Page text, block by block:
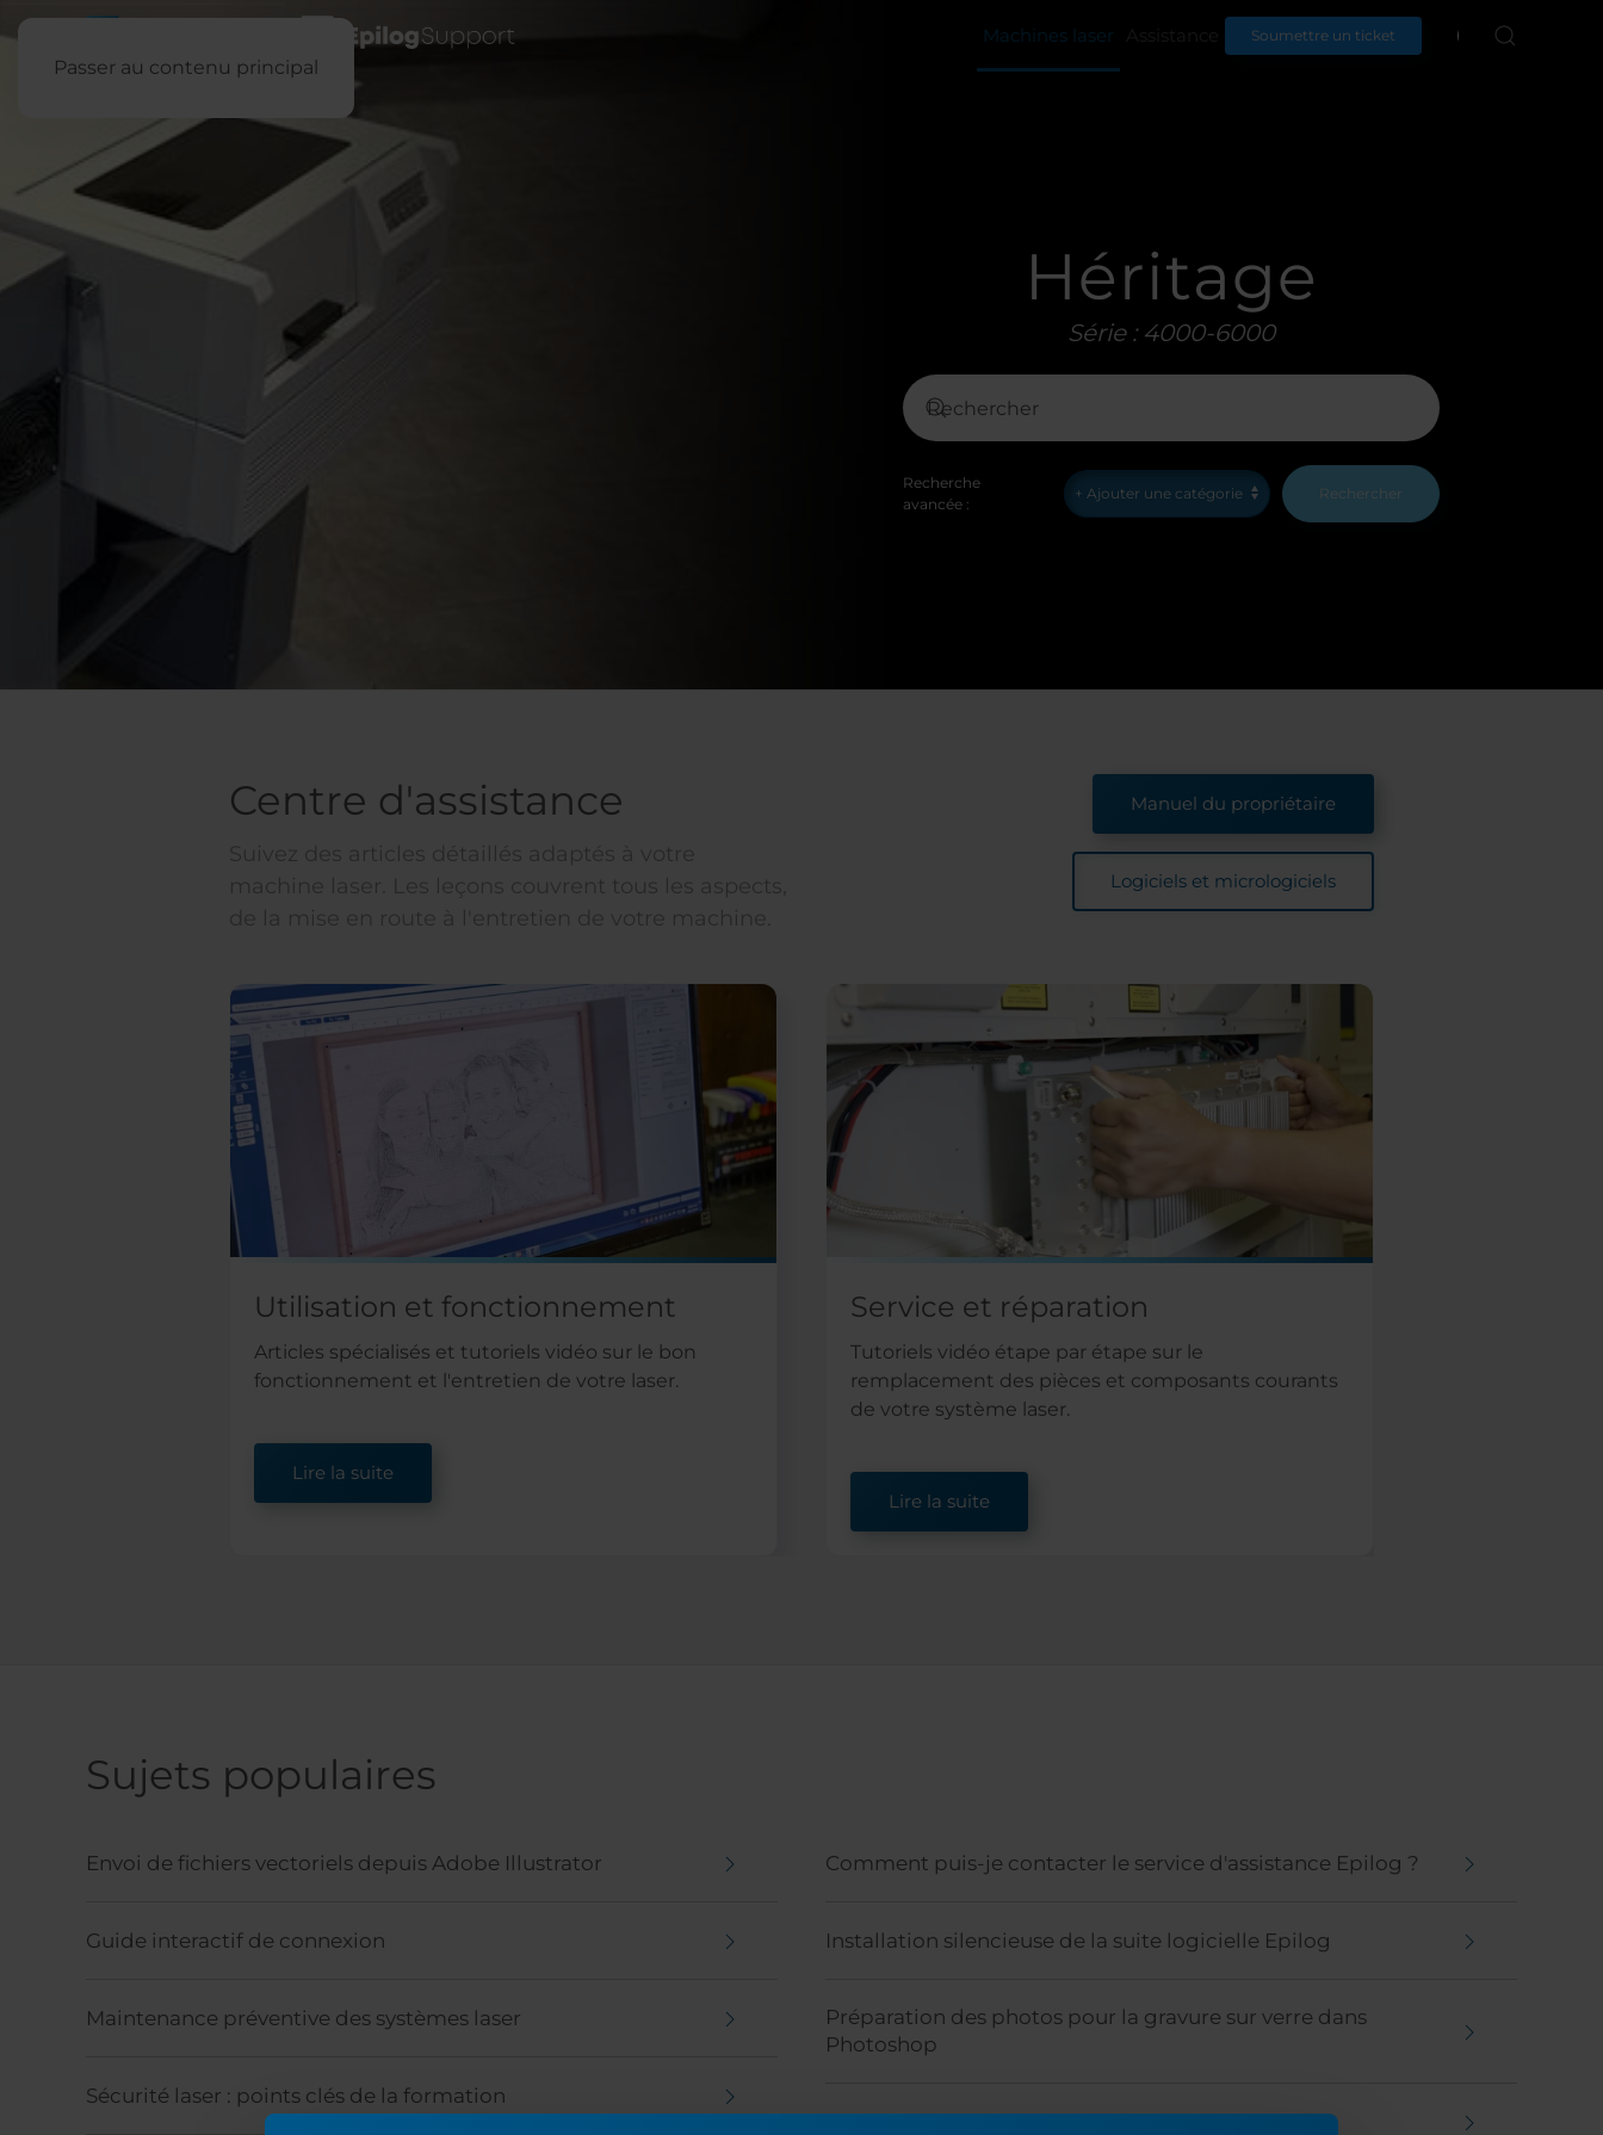
Passer au contenu principal
Machines laser Soumettre un ticket Français
Héritage
Série : 4000-6000
Recherche
avancée :
Rechercher
Centre d'assistance Manuel du propriétaire
Logiciels et micrologiciels
Utilisation et fonctionnement
Articles spécialisés et tutoriels vidéo sur le bon
fonctionnement et l'entretien de votre laser.
Lire la suite
Service et réparation
Tutoriels vidéo étape par étape sur le
remplacement des pièces et composants courants
de votre système laser.
Lire la suite
Sujets populaires
Envoi de fichiers vectoriels depuis Adobe Illustrator
Guide interactif de connexion
Maintenance préventive des systèmes laser
Sécurité laser : points clés de la formation
Comment puis-je contacter le service d'assistance Epilog ?
Installation silencieuse de la suite logicielle Epilog
Préparation des photos pour la gravure sur verre dans
Photoshop
Nommer vos fichiers de gravure laser